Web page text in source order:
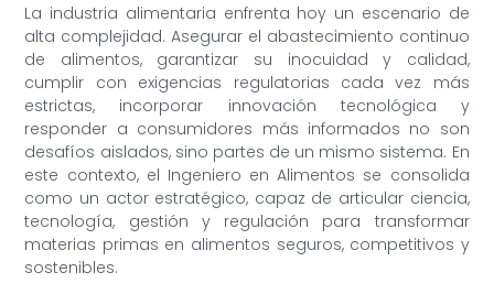
La industria alimentaria enfrenta hoy un escenario de
alta complejidad. Asegurar el abastecimiento continuo
de alimentos, garantizar su inocuidad y calidad,
cumplir con exigencias regulatorias cada vez más
estrictas, incorporar innovación tecnológica y
responder a consumidores más informados no son
desafíos aislados, sino partes de un mismo sistema. En
este contexto, el Ingeniero en Alimentos se consolida
como un actor estratégico, capaz de articular ciencia,
tecnología, gestión y regulación para transformar
materias primas en alimentos seguros, competitivos y
sostenibles.